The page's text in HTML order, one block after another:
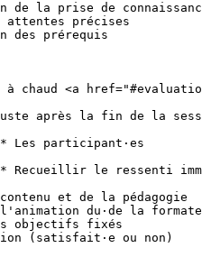
de la prise de
attentes précises
des prérequis
à chaud <a
après la fin de la
Les participant·es
Recueillir le ressenti
et de la pédagogie
du·de la
objectifs fixés
(satisfait·e ou non)